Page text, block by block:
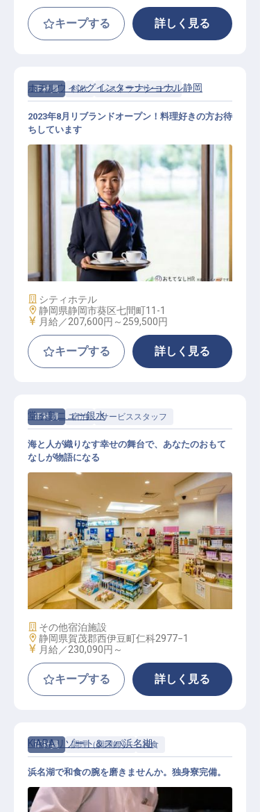
キープする 詳しく見る
正社員 料飲 レストランサービス
レストランスタッフ
ホテルウィングインターナショナル静岡
2023年8月リブランドオープン！料理好きの方お待
ちしています
施設業態
シティホテル
勤務地
静岡県静岡市葵区七間町11-1
給与
月給／207,600円～ 259,500円
キープする 詳しく見る
正社員 宿泊 サービススタッフ
接客スタッフ
堂ヶ島ニュー銀水
海と人が織りなす幸せの舞台で、あなたのおもて
なしが物語になる
施設業態
その他宿泊施設
勤務地
静岡県賀茂郡西伊豆町仁科2977−1
給与
月給／230,090円～
キープする 詳しく見る
正社員 調理（調理師） 和食
KIARAリゾート＆スパ浜名湖
浜名湖で和食の腕を磨きませんか。独身寮完備。